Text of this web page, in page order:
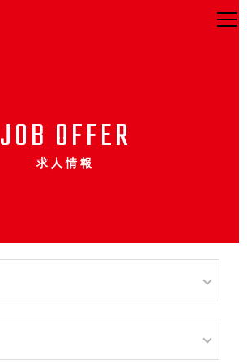
JOB OFFER
求人情報